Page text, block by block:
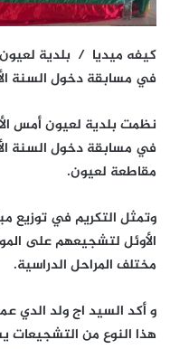
كيفه ميديا / بلدية
في مسابقة دخول السنة
نظمت بلدية لعيون أمس
مقاطعة لعيون.
وتمثل التكريم في توزيع
الأوئل لتشجيعهم على
مختلف المراحل الدراسية.
و أكد السيد اج ولد الدي
هذا النوع من التشجيعات